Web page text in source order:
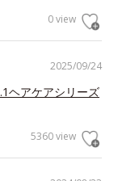
0 view
2025/09/24
ヘアケアシリーズ
5360 view